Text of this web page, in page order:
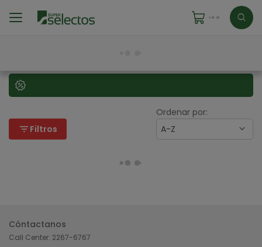
filter_list Filtros
Ordenar por:
A-Z
Cóntactanos
Call Center: 2267-6767